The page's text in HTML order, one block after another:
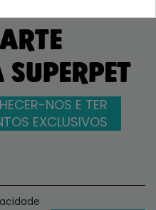
NOS E TER
EXCLUSIVOS